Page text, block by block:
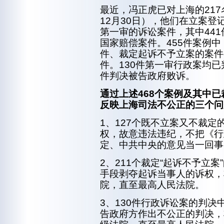
最近，冯正虎已对上海的
12月30日），他们在立案登
第一审的诉讼案件，其中
国家赔偿案件。455件案例
件、裁定起诉不予立案的案
件。130件第一审行政案均
件判决被告政府败诉。
通过上述468个案例及其中
反映上海司法不公正的三个
1、127个既不立案又不裁定
权，故意违法违纪，不把《
定、中共中央的意见当一回
2、211个裁定“起诉不予立
手段剥夺起诉当事人的诉权
院，直至最高人民法院。
3、130件行政诉讼案的判决
告政府方作出不公正的判决